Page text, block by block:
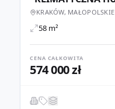
KRAKÓW, MAŁOPOLSKIE
58 m²
CENA CAŁKOWITA
574 000 zł